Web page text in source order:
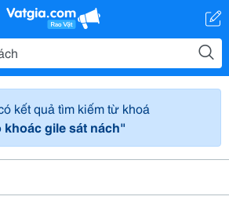
kết quả tìm kiếm từ khoá
khoác gile sát nách"